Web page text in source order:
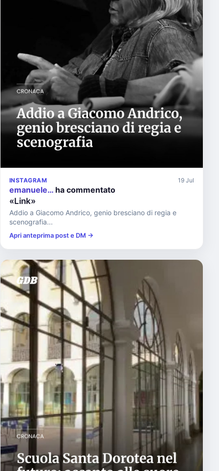
INSTAGRAM 19 Jul
emanuele… ha commentato
«Link»
Addio a Giacomo Andrico, genio bresciano di regia e
scenografia...
Apri anteprima post e DM →